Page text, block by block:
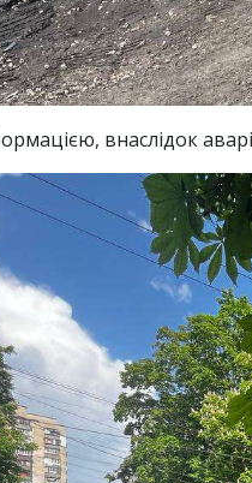
внаслідок